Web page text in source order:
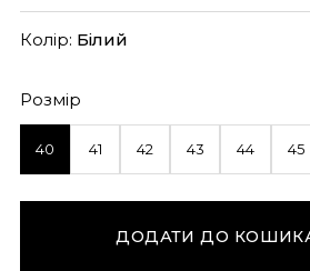
Колір: Білий
Розмір
40 41 42 43 44 45
ДОДАТИ ДО